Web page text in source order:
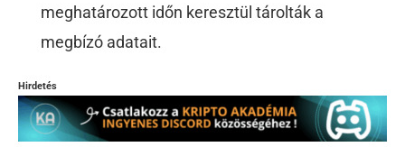
meghatározott időn keresztül tárolták a
megbízó adatait.
Hirdetés